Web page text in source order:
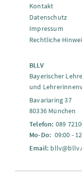
Kontakt
Datenschutz
Impressum
Rechtliche
BLLV
Bayerischer
und
Bavariaring 37
80336 München
Telefon: 089
Mo-Do: 09:00 -
Email: